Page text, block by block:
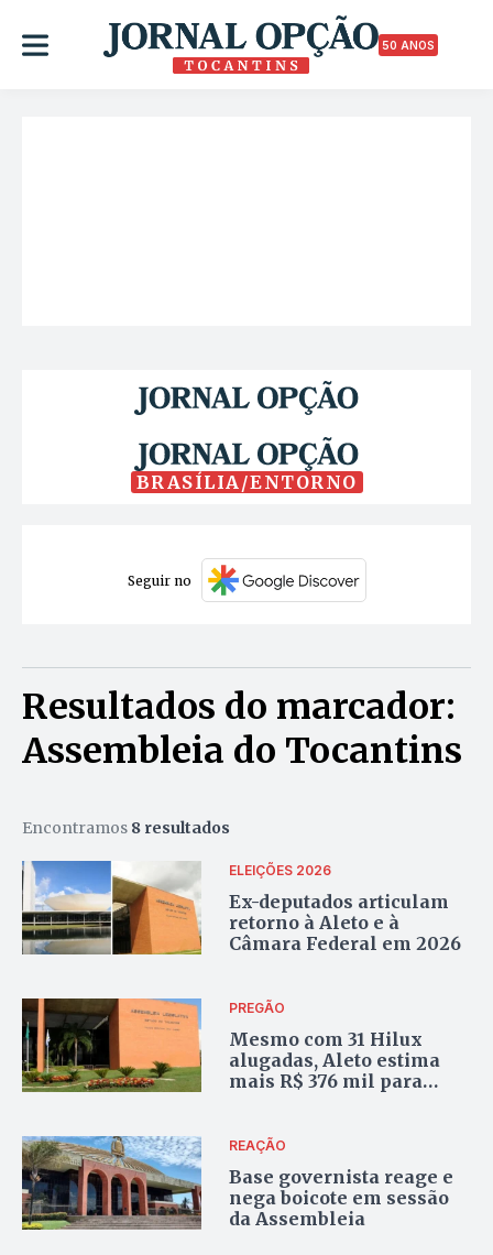
50 ANOS
BRASÍLIA/ENTORNO
Seguir no
Resultados do marcador:
Assembleia do Tocantins
Encontramos 8 resultados
ELEIÇÕES 2026
Ex-deputados articulam
retorno à Aleto e à
Câmara Federal em 2026
PREGÃO
Mesmo com 31 Hilux
alugadas, Aleto estima
mais R$ 376 mil para
REAÇÃO
Base governista reage e
nega boicote em sessão
da Assembleia